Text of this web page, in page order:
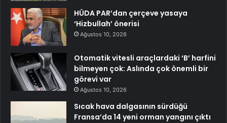
HÜDA PAR’dan çerçeve yasaya
‘Hizbullah’ önerisi
Ağustos 10, 2026
Otomatik vitesli araçlardaki ‘B’ harfini
bilmeyen çok: Aslında çok önemli bir
görevi var
Ağustos 10, 2026
Sıcak hava dalgasının sürdüğü
Fransa’da 14 yeni orman yangını çıktı